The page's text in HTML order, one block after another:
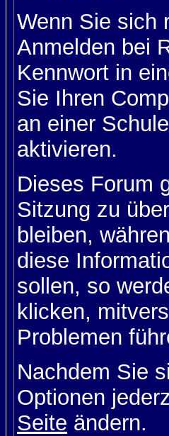
Wenn Sie sich
Anmelden bei
Kennwort in
Sie Ihren
an einer
aktivieren.
Dieses Forum
Sitzung zu
bleiben,
diese
sollen, so
klicken,
Problemen
Nachdem Sie
Optionen
Seite ändern.